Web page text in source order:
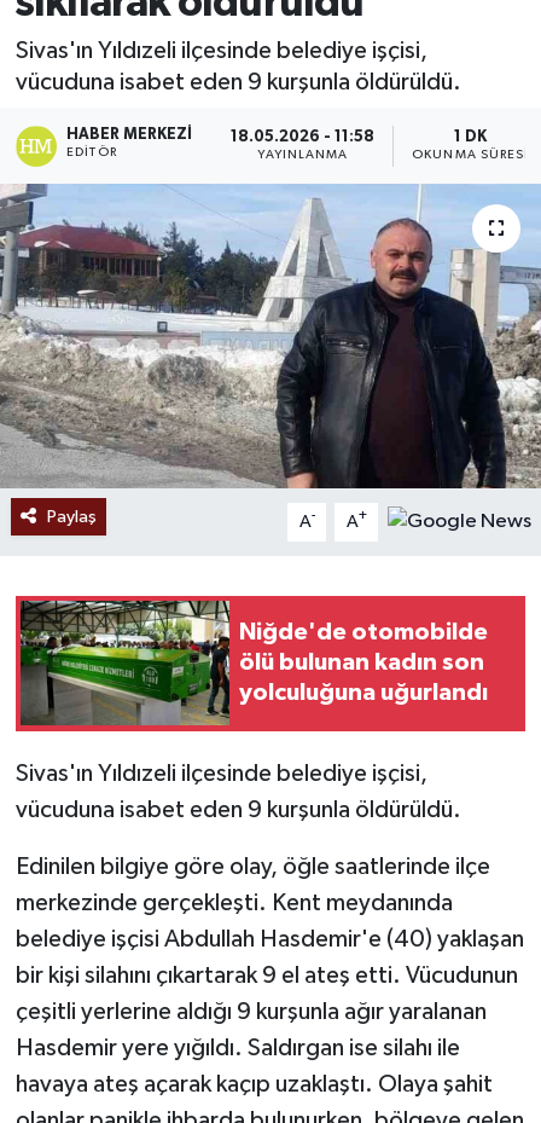
Sivas'ın Yıldızeli ilçesinde belediye işçisi,
vücuduna isabet eden 9 kurşunla öldürüldü.
HABER MERKEZI
EDITÖR
18.05.2026 - 11:58
YAYINLANMA
1 DK
OKUNMA SÜRESI
Paylaş A- A+
Niğde'de otomobilde
ölü bulunan kadın son
yolculuğuna uğurlandı
Sivas'ın Yıldızeli ilçesinde belediye işçisi,
vücuduna isabet eden 9 kurşunla öldürüldü.
Edinilen bilgiye göre olay, öğle saatlerinde ilçe
merkezinde gerçekleşti. Kent meydanında
belediye işçisi Abdullah Hasdemir'e (40) yaklaşan
bir kişi silahını çıkartarak 9 el ateş etti. Vücudunun
çeşitli yerlerine aldığı 9 kurşunla ağır yaralanan
Hasdemir yere yığıldı. Saldırgan ise silahı ile
havaya ateş açarak kaçıp uzaklaştı. Olaya şahit
Ekonomi